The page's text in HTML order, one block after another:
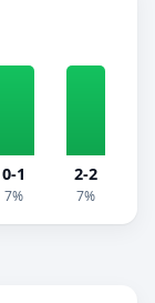
0-1
7%
2-2
7%